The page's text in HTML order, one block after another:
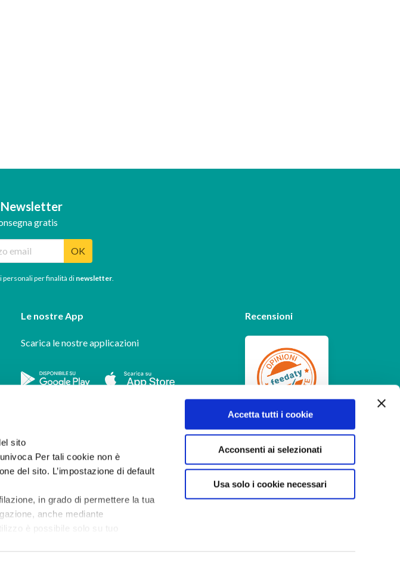
sito
Per tali cookie non è
del sito. L’impostazione di default
in grado di permettere la tua
anche mediante
è possibile solo su tuo
Accetta tutti i cookie
Acconsenti ai selezionati
Usa solo i cookie necessari
gratis
OK
personali per finalità di newsletter
Le nostre App
Scarica le nostre applicazioni
Recensioni
Feedaty4.7/5
-385